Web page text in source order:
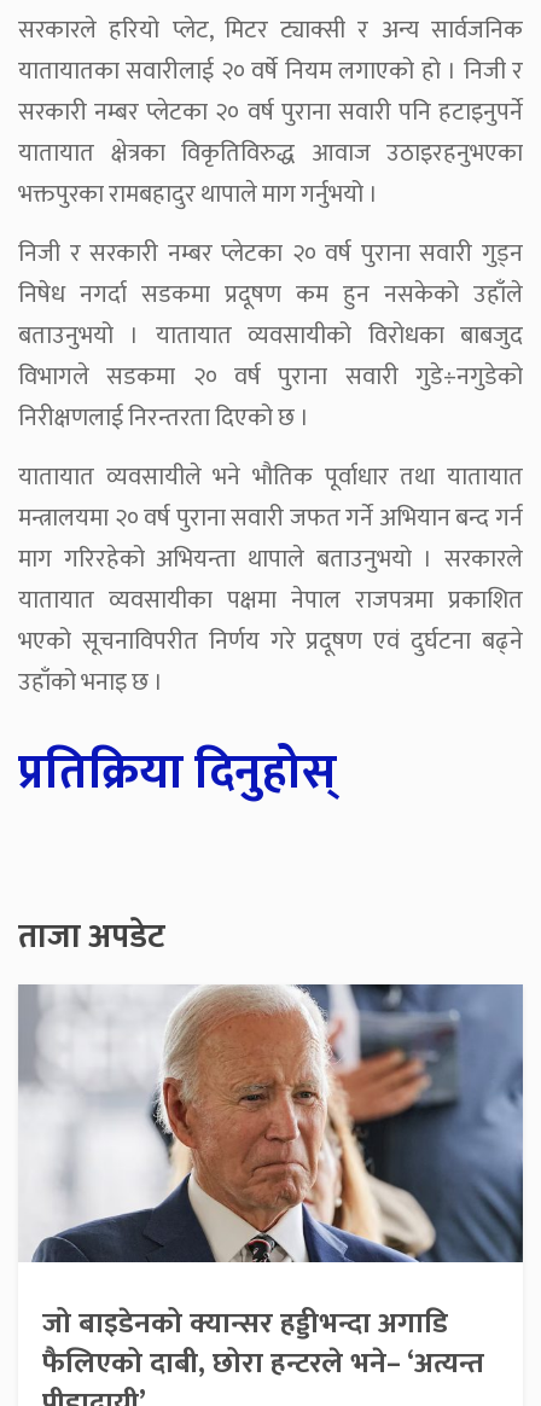
सरकारले हरियो प्लेट, मिटर ट्याक्सी र अन्य सार्वजनिक
यातायातका सवारीलाई २० वर्षे नियम लगाएको हो । निजी र
सरकारी नम्बर प्लेटका २० वर्ष पुराना सवारी पनि हटाइनुपर्ने
यातायात क्षेत्रका विकृतिविरुद्ध आवाज उठाइरहनुभएका
भक्तपुरका रामबहादुर थापाले माग गर्नुभयो ।
निजी र सरकारी नम्बर प्लेटका २० वर्ष पुराना सवारी गुड्न
निषेध नगर्दा सडकमा प्रदूषण कम हुन नसकेको उहाँले
बताउनुभयो । यातायात व्यवसायीको विरोधका बाबजुद
विभागले सडकमा २० वर्ष पुराना सवारी गुडे÷नगुडेको
निरीक्षणलाई निरन्तरता दिएको छ ।
यातायात व्यवसायीले भने भौतिक पूर्वाधार तथा यातायात
मन्त्रालयमा २० वर्ष पुराना सवारी जफत गर्ने अभियान बन्द गर्न
माग गरिरहेको अभियन्ता थापाले बताउनुभयो । सरकारले
यातायात व्यवसायीका पक्षमा नेपाल राजपत्रमा प्रकाशित
भएको सूचनाविपरीत निर्णय गरे प्रदूषण एवं दुर्घटना बढ्ने
उहाँको भनाइ छ ।
प्रतिक्रिया दिनुहोस्
ताजा अपडेट
जो बाइडेनको क्यान्सर हड्डीभन्दा अगाडि
फैलिएको दाबी, छोरा हन्टरले भने– ‘अत्यन्त